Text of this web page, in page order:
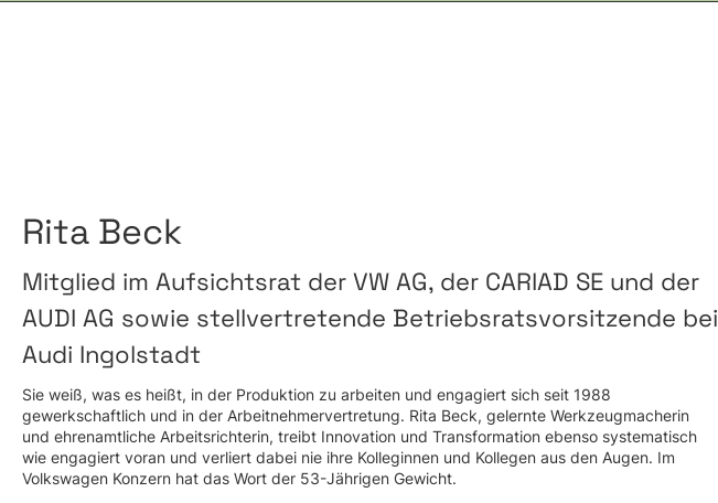
Rita Beck
Mitglied im Aufsichtsrat der VW AG, der CARIAD SE und der
AUDI AG sowie stellvertretende Betriebsratsvorsitzende bei
Audi Ingolstadt
Sie weiß, was es heißt, in der Produktion zu arbeiten und engagiert sich seit 1988
gewerkschaftlich und in der Arbeitnehmervertretung. Rita Beck, gelernte Werkzeugmacherin
und ehrenamtliche Arbeitsrichterin, treibt Innovation und Transformation ebenso systematisch
wie engagiert voran und verliert dabei nie ihre Kolleginnen und Kollegen aus den Augen. Im
Volkswagen Konzern hat das Wort der 53-Jährigen Gewicht.